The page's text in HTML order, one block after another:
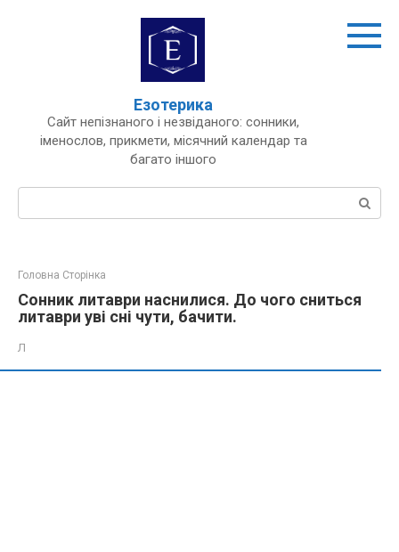
Езотерика
Сайт непізнаного і незвіданого: сонники,
іменослов, прикмети, місячний календар та
багато іншого
Пошук:
Головна Сторінка
Сонник литаври наснилися. До чого сниться
литаври уві сні чути, бачити.
Л